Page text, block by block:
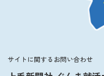
サイトに関するお問い合わせ